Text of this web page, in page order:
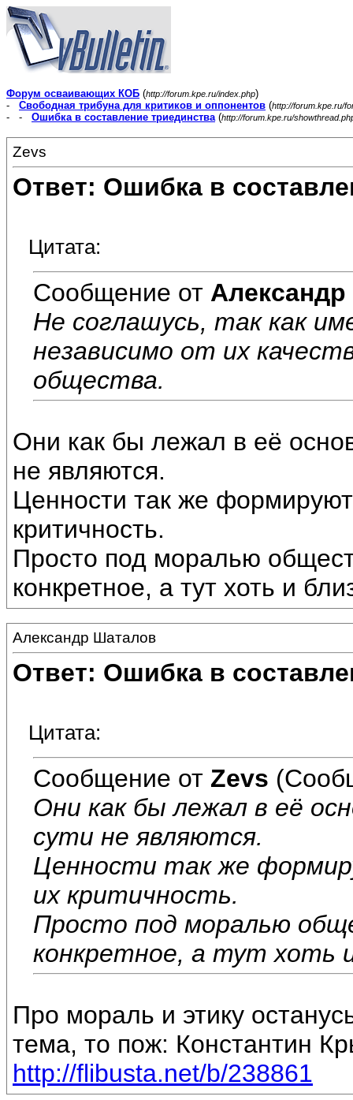
Форум осваивающих КОБ (http://forum.kpe.ru/index.php)
- Свободная трибуна для критиков и оппонентов (http://forum.kpe.ru/
- - Ошибка в составление триединства(http://forum.kpe.ru/
Zevs
Ответ: Ошибка в
Цитата:
Сообщение от
Не соглашусь, так как
независимо от их
общества.
Они как бы лежал в её
не являются.
Ценности так же
критичность.
Просто под моралью
конкретное, а тут хоть и
Александр Шаталов
Ответ: Ошибка в
Цитата:
Сообщение от Zevs
Они как бы лежал в её
сути не являются.
Ценности так же
их критичность.
Просто под моралью
конкретное, а тут хоть
Про мораль и этику
тема, то пож: Константин
http://flibusta.net/b/238861